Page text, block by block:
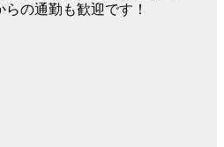
らの通勤も歓迎です！